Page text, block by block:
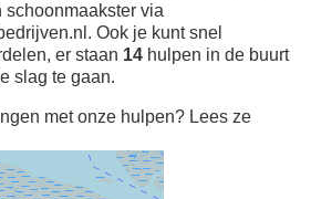
via
Ook je kunt snel
er staan 14 hulpen in de buurt
slag te gaan.
met onze hulpen? Lees ze